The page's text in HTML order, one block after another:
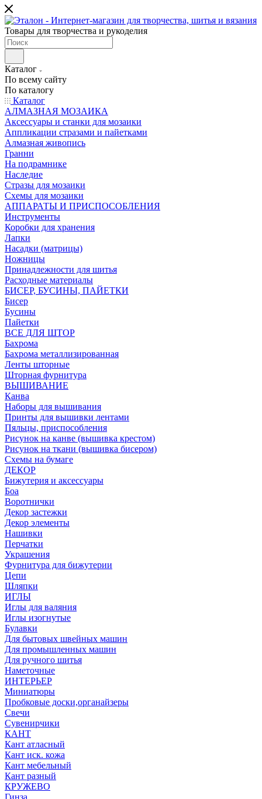
Товары для творчества и рукоделия
Каталог
По всему сайту
По каталогу
Каталог
АЛМАЗНАЯ МОЗАИКА
Аксессуары и станки для мозаики
Аппликации стразами и пайетками
Алмазная живопись
Гранни
На подрамнике
Наследие
Стразы для мозаики
Схемы для мозаики
АППАРАТЫ И ПРИСПОСОБЛЕНИЯ
Инструменты
Коробки для хранения
Лапки
Насадки (матрицы)
Ножницы
Принадлежности для шитья
Расходные материалы
БИСЕР, БУСИНЫ, ПАЙЕТКИ
Бисер
Бусины
Пайетки
ВСЕ ДЛЯ ШТОР
Бахрома
Бахрома металлизированная
Ленты шторные
Шторная фурнитура
ВЫШИВАНИЕ
Канва
Наборы для вышивания
Принты для вышивки лентами
Пяльцы, приспособления
Рисунок на канве (вышивка крестом)
Рисунок на ткани (вышивка бисером)
Схемы на бумаге
ДЕКОР
Бижутерия и аксессуары
Боа
Воротнички
Декор застежки
Декор элементы
Нашивки
Перчатки
Украшения
Фурнитура для бижутерии
Цепи
Шляпки
ИГЛЫ
Иглы для валяния
Иглы изогнутые
Булавки
Для бытовых швейных машин
Для промышленных машин
Для ручного шитья
Наметочные
ИНТЕРЬЕР
Миниатюры
Пробковые доски,органайзеры
Свечи
Сувенирчики
КАНТ
Кант атласный
Кант иск. кожа
Кант мебельный
Кант разный
КРУЖЕВО
Гинза